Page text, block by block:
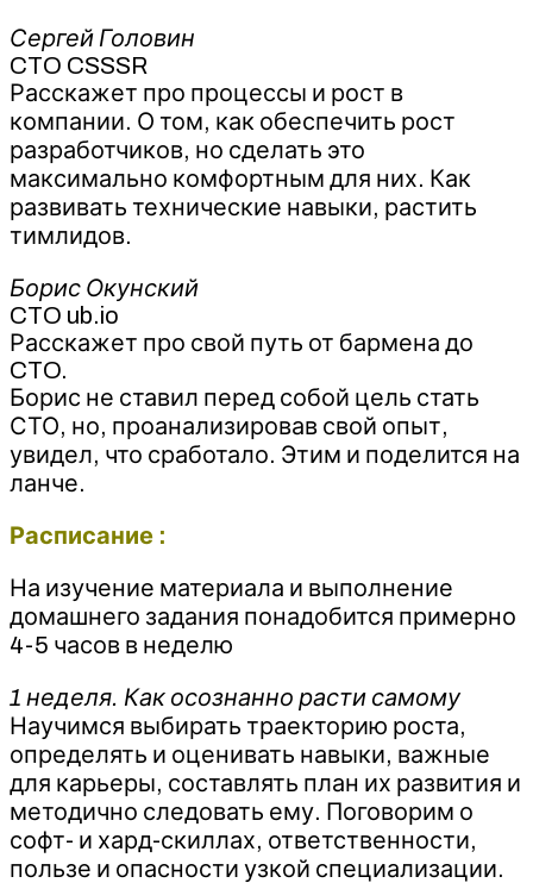
Сергей Головин
CTO CSSSR
Расскажет про процессы и рост в
компании. О том, как обеспечить рост
разработчиков, но сделать это
максимально комфортным для них. Как
развивать технические навыки, растить
тимлидов.
Борис Окунский
CTO ub.io
Расскажет про свой путь от бармена до
CTO.
Борис не ставил перед собой цель стать
СТО, но, проанализировав свой опыт,
увидел, что сработало. Этим и поделится на
ланче.
Расписание :
На изучение материала и выполнение
домашнего задания понадобится примерно
4-5 часов в неделю
1 неделя. Как осознанно расти самому
Научимся выбирать траекторию роста,
определять и оценивать навыки, важные
для карьеры, составлять план их развития и
методично следовать ему. Поговорим о
софт- и хард-скиллах, ответственности,
пользе и опасности узкой специализации.